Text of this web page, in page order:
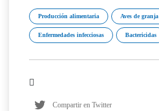
Producción alimentaria Aves de granja
Enfermedades infecciosas Bactericidas
Compartir en Twitter